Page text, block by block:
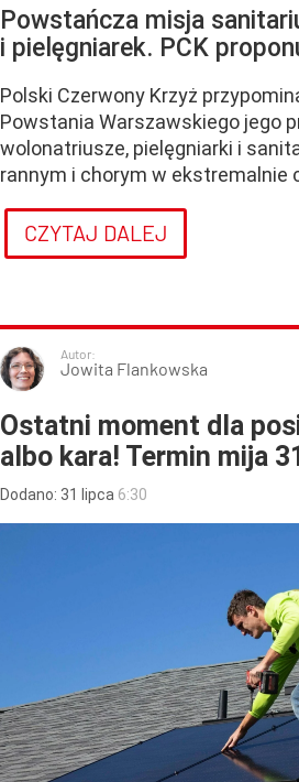
Powstańcza misja
i pielęgniarek. PCK
Polski Czerwony Krzyż
Powstania Warszawskiego jego
wolonatriusze, pielęgniarki i
rannym i chorym w ekstremalnie
CZYTAJ DALEJ
Autor:
Jowita Flankowska
Ostatni moment dla
albo kara! Termin mija
Dodano: 31 lipca 6:30